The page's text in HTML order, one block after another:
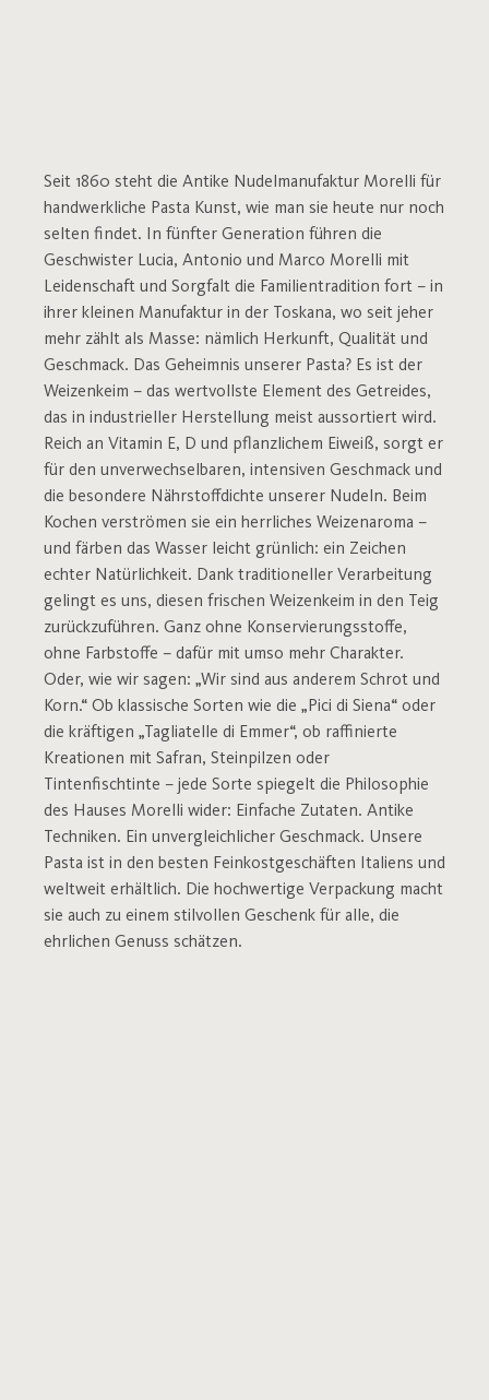
Seit 1860 steht die Antike Nudelmanufaktur Morelli für
handwerkliche Pasta Kunst, wie man sie heute nur noch
selten findet. In fünfter Generation führen die
Geschwister Lucia, Antonio und Marco Morelli mit
Leidenschaft und Sorgfalt die Familientradition fort – in
ihrer kleinen Manufaktur in der Toskana, wo seit jeher
mehr zählt als Masse: nämlich Herkunft, Qualität und
Geschmack. Das Geheimnis unserer Pasta? Es ist der
Weizenkeim – das wertvollste Element des Getreides,
das in industrieller Herstellung meist aussortiert wird.
Reich an Vitamin E, D und pflanzlichem Eiweiß, sorgt er
für den unverwechselbaren, intensiven Geschmack und
die besondere Nährstoffdichte unserer Nudeln. Beim
Kochen verströmen sie ein herrliches Weizenaroma –
und färben das Wasser leicht grünlich: ein Zeichen
echter Natürlichkeit. Dank traditioneller Verarbeitung
gelingt es uns, diesen frischen Weizenkeim in den Teig
zurückzuführen. Ganz ohne Konservierungsstoffe,
ohne Farbstoffe – dafür mit umso mehr Charakter.
Oder, wie wir sagen: „Wir sind aus anderem Schrot und
Korn.“ Ob klassische Sorten wie die „Pici di Siena“ oder
die kräftigen „Tagliatelle di Emmer“, ob raffinierte
Kreationen mit Safran, Steinpilzen oder
Tintenfischtinte – jede Sorte spiegelt die Philosophie
des Hauses Morelli wider: Einfache Zutaten. Antike
Techniken. Ein unvergleichlicher Geschmack. Unsere
Pasta ist in den besten Feinkostgeschäften Italiens und
weltweit erhältlich. Die hochwertige Verpackung macht
sie auch zu einem stilvollen Geschenk für alle, die
ehrlichen Genuss schätzen.